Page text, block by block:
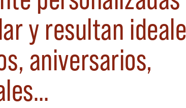
y resultan
aniversarios,